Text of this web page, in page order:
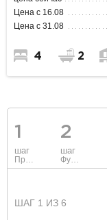
Цена с 16.08
Цена с 31.08
4 2
1
шаг
Проект
2
шаг
Фундамент
ШАГ 1 ИЗ 6